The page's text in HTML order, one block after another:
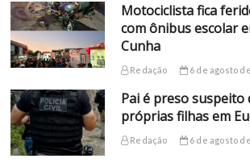
Motociclista fica
com ônibus escolar
Cunha
Redação 6 de agosto
Pai é preso suspeito
próprias filhas em
Redação 6 de agosto